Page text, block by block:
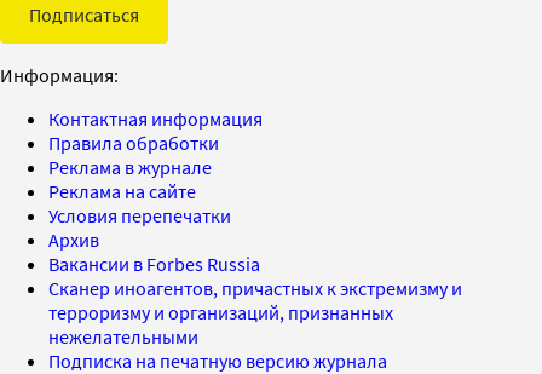
Подписаться
Информация:
Контактная информация
Правила обработки
Реклама в журнале
Реклама на сайте
Условия перепечатки
Архив
Вакансии в Forbes Russia
Сканер иноагентов, причастных к экстремизму и
терроризму и организаций, признанных
нежелательными
Подписка на печатную версию журнала